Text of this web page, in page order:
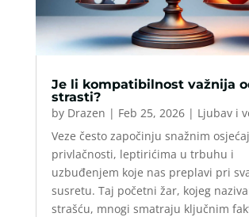
Je li kompatibilnost važnija
strasti?
by Drazen | Feb 25, 2026| Ljubav i
Veze često započinju snažnim
privlačnosti, leptirićima u trbuhu i
uzbuđenjem koje nas preplavi pri
susretu. Taj početni žar, kojeg
strašću, mnogi smatraju ključnim